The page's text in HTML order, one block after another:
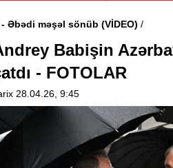
içində - Əbədi məşəl sönüb
Babişin
- FOTOLAR
28.04.26, 9:45